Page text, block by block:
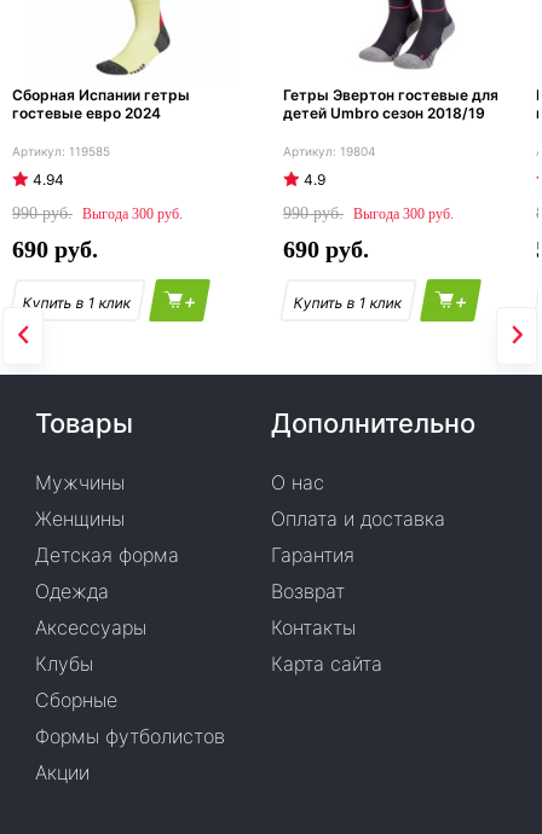
Сборная Испании гетры
гостевые евро 2024
119585
4.94
990
300
690
+
Гетры Эвертон гостевые для
детей Umbro сезон 2018/19
19804
4.9
990
300
690
+
Товары
Мужчины
Женщины
Детская форма
Одежда
Аксессуары
Клубы
Сборные
Формы футболистов
Акции
Дополнительно
О нас
Оплата и доставка
Гарантия
Возврат
Контакты
Карта сайта